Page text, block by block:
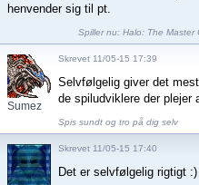
henvender sig til pt.
Spiller nu: Halo: The Master
Sumez
Skrevet 11/05-15 17:39
Selvfølgelig giver det
de spiludviklere der
Spis sundt og tro på dig selv
Skrevet 11/05-15 17:40
Det er selvfølgelig rigtigt :)